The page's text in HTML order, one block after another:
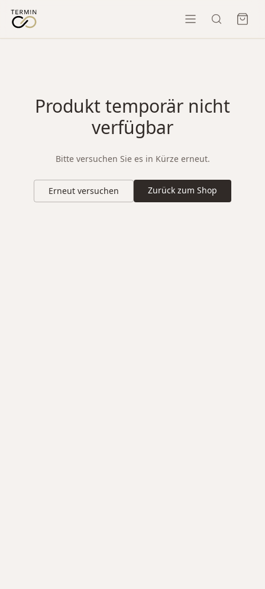
Produkt temporär nicht
verfügbar
Bitte versuchen Sie es in Kürze erneut.
Erneut versuchen Zurück zum Shop